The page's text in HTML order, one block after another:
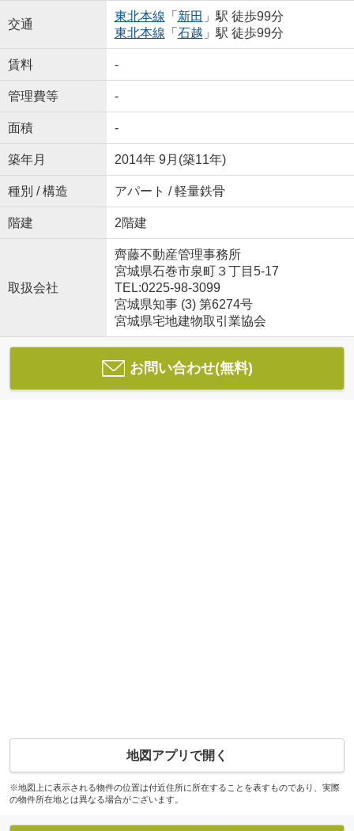
交通
東北本線 「 新田 」駅 徒歩99分
東北本線 「 石越 」駅 徒歩99分
賃料 -
管理費等 -
面積 -
築年月 2014年 9月(築11年)
種別 / 構造 アパート / 軽量鉄骨
階建 2階建
取扱会社
齊藤不動産管理事務所
宮城県石巻市泉町３丁目5-17
TEL:0225-98-3099
宮城県知事 (3) 第6274号
宮城県宅地建物取引業協会
お問い合わせ(無料)
地図アプリで開く
※地図上に表示される物件の位置は付近住所に所在することを表すものであり、実際
の物件所在地とは異なる場合がございます。